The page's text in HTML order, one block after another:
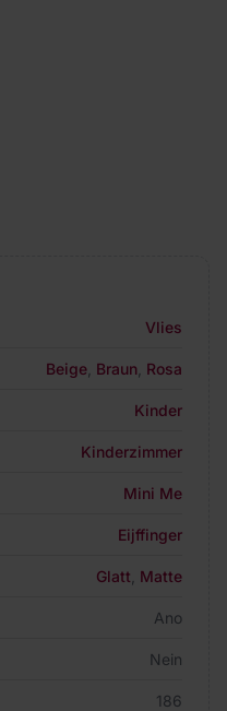
Vlies
Beige Braun Rosa
Kinder
Kinderzimmer
Mini Me
Eijffinger
Glatt Matte
Ano
Nein
186